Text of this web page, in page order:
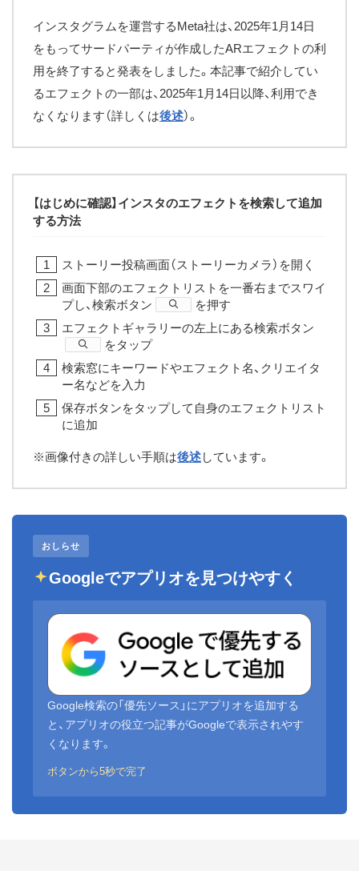
インスタグラムを運営するMeta社は、2025年1月14日
をもってサードパーティが作成したARエフェクトの利
用を終了すると発表をしました。本記事で紹介してい
るエフェクトの一部は、2025年1月14日以降、利用でき
なくなります（詳しくは後述）。
【はじめに確認】インスタのエフェクトを検索して追加
する方法
ストーリー投稿画面（ストーリーカメラ）を開く
画面下部のエフェクトリストを一番右までスワイ
プし、検索ボタン
​を押す
エフェクトギャラリーの左上にある検索ボタン
​をタップ
検索窓にキーワードやエフェクト名、クリエイタ
ー名などを入力
保存ボタンをタップして自身のエフェクトリスト
に追加
※画像付きの詳しい手順は後述しています。
おしらせ
Googleでアプリオを見つけやすく
Google検索の「優先ソース」にアプリオを追加する
と、アプリオの役立つ記事がGoogleで表示されやす
くなります。
ボタンから5秒で完了